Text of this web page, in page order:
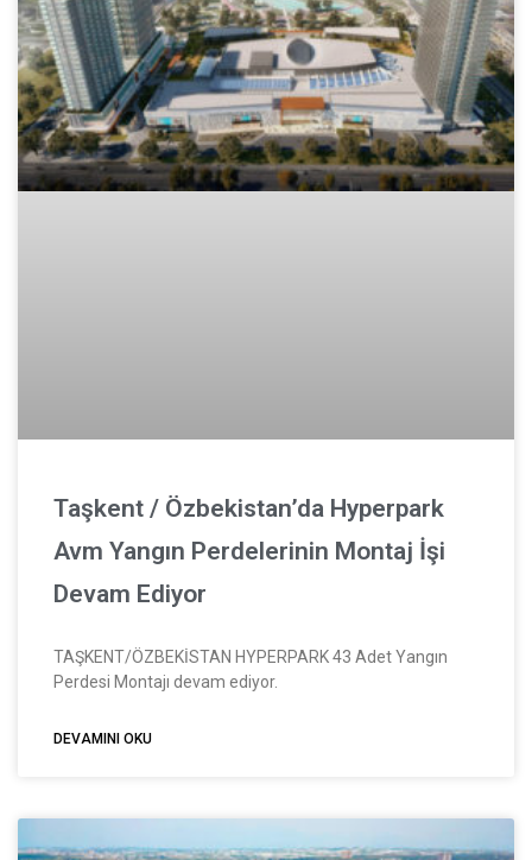
Taşkent / Özbekistan’da Hyperpark
Avm Yangın Perdelerinin Montaj İşi
Devam Ediyor
TAŞKENT/ÖZBEKİSTAN HYPERPARK 43 Adet Yangın
Perdesi Montajı devam ediyor.
DEVAMINI OKU